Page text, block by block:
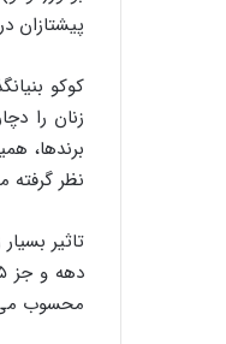
پیشتازان
کوکو
زنان را
برندها،
نظر
تاثیر
محسوب